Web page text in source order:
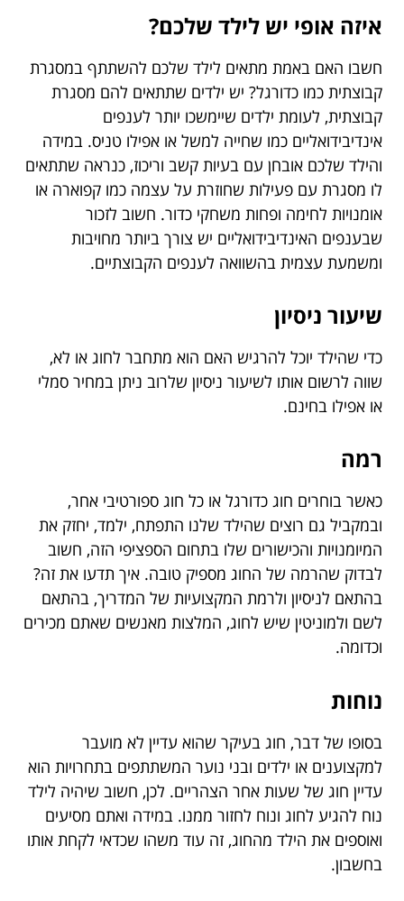
איזה אופי יש לילד שלכם?
חשבו האם באמת מתאים לילד שלכם להשתתף במסגרת
קבוצתית כמו כדורגל? יש ילדים שתתאים להם מסגרת
קבוצתית, לעומת ילדים שיימשכו יותר לענפים
אינדיבידואליים כמו שחייה למשל או אפילו טניס. במידה
והילד שלכם אובחן עם בעיות קשב וריכוז, כנראה שתתאים
לו מסגרת עם פעילות שחוזרת על עצמה כמו קפוארה או
אומנויות לחימה ופחות משחקי כדור. חשוב לזכור
שבענפים האינדיבידואליים יש צורך ביותר מחויבות
ומשמעת עצמית בהשוואה לענפים הקבוצתיים.
שיעור ניסיון
כדי שהילד יוכל להרגיש האם הוא מתחבר לחוג או לא,
שווה לרשום אותו לשיעור ניסיון שלרוב ניתן במחיר סמלי
או אפילו בחינם.
רמה
כאשר בוחרים חוג כדורגל או כל חוג ספורטיבי אחר,
ובמקביל גם רוצים שהילד שלנו התפתח, ילמד, יחזק את
המיומנויות והכישורים שלו בתחום הספציפי הזה, חשוב
לבדוק שהרמה של החוג מספיק טובה. איך תדעו את זה?
בהתאם לניסיון ולרמת המקצועיות של המדריך, בהתאם
לשם ולמוניטין שיש לחוג, המלצות מאנשים שאתם מכירים
וכדומה.
נוחות
בסופו של דבר, חוג בעיקר שהוא עדיין לא מועבר
למקצוענים או ילדים ובני נוער המשתתפים בתחרויות הוא
עדיין חוג של שעות אחר הצהריים. לכן, חשוב שיהיה לילד
נוח להגיע לחוג ונוח לחזור ממנו. במידה ואתם מסיעים
ואוספים את הילד מהחוג, זה עוד משהו שכדאי לקחת אותו
בחשבון.